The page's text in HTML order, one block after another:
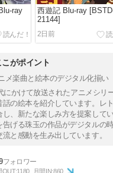
ray
西遊記 Blu-ray
21144]
2日前
がポイント
メ楽曲と絵本のデジタル化揃い
にかけて放送されたアニメシリ
話の絵本を紹介しています。レ
し、新たな楽しみ方を提案して
告げる珠玉の作品がデジタルの
と感動を生み出しています。
OUT:1180 月間IN:860